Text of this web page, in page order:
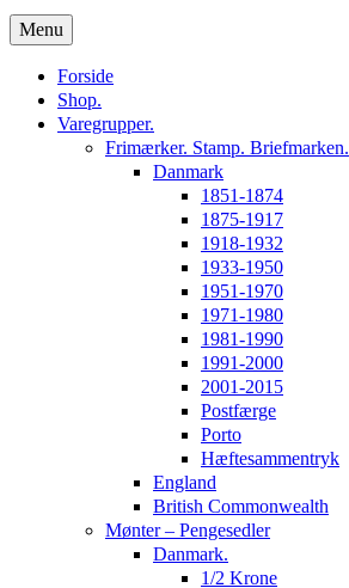
Menu
Forside
Shop.
Varegrupper.
Frimærker. Stamp. Briefmarken.
Danmark
1851-1874
1875-1917
1918-1932
1933-1950
1951-1970
1971-1980
1981-1990
1991-2000
2001-2015
Postfærge
Porto
Hæftesammentryk
England
British Commonwealth
Mønter – Pengesedler
Danmark.
1/2 Krone